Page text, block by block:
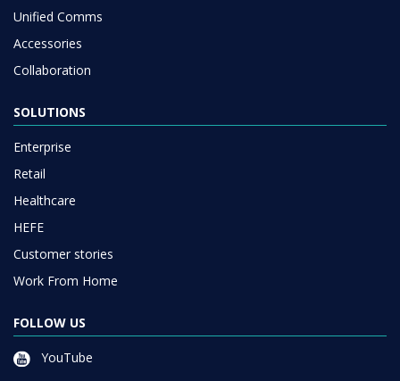
Unified Comms
Accessories
Collaboration
SOLUTIONS
Enterprise
Retail
Healthcare
HEFE
Customer stories
Work From Home
FOLLOW US
YouTube